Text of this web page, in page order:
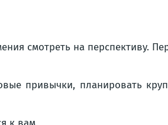
смотреть на перспективу.
привычки, планировать